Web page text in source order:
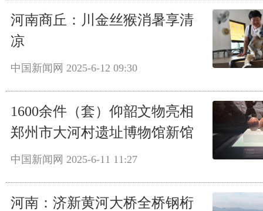
河南商丘：川金丝猴消暑享清
凉
中国新闻网 2025-6-12 09:30
1600余件（套）仰韶文物亮相
郑州市大河村遗址博物馆新馆
中国新闻网 2025-6-11 11:27
河南：济新黄河大桥全桥钢桁